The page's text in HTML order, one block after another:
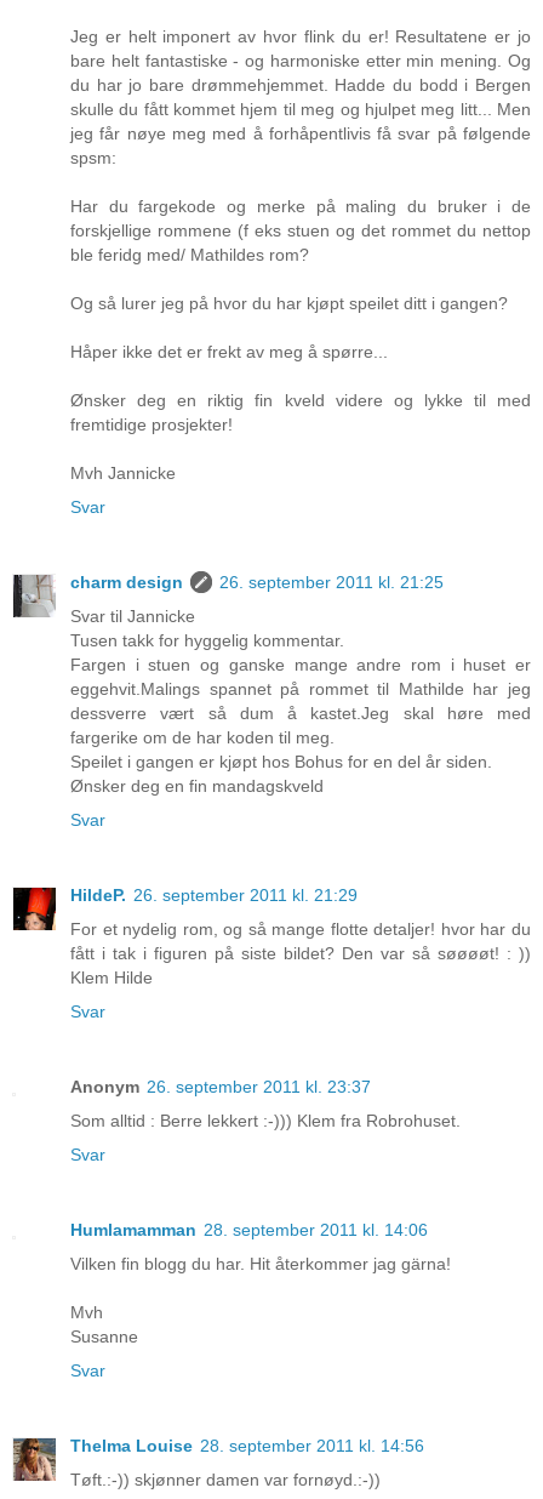
Jeg er helt imponert av hvor flink du er! Resultatene er jo
bare helt fantastiske - og harmoniske etter min mening. Og
du har jo bare drømmehjemmet. Hadde du bodd i Bergen
skulle du fått kommet hjem til meg og hjulpet meg litt... Men
jeg får nøye meg med å forhåpentlivis få svar på følgende
spsm:
Har du fargekode og merke på maling du bruker i de
forskjellige rommene (f eks stuen og det rommet du nettop
ble feridg med/ Mathildes rom?
Og så lurer jeg på hvor du har kjøpt speilet ditt i gangen?
Håper ikke det er frekt av meg å spørre...
Ønsker deg en riktig fin kveld videre og lykke til med
fremtidige prosjekter!
Mvh Jannicke
Svar
charm design
26. september 2011 kl. 21:25
Svar til Jannicke
Tusen takk for hyggelig kommentar.
Fargen i stuen og ganske mange andre rom i huset er
eggehvit.Malings spannet på rommet til Mathilde har jeg
dessverre vært så dum å kastet.Jeg skal høre med
fargerike om de har koden til meg.
Speilet i gangen er kjøpt hos Bohus for en del år siden.
Ønsker deg en fin mandagskveld
Svar
HildeP. 26. september 2011 kl. 21:29
For et nydelig rom, og så mange flotte detaljer! hvor har du
fått i tak i figuren på siste bildet? Den var så søøøøt! : ))
Klem Hilde
Svar
Anonym 26. september 2011 kl. 23:37
Som alltid : Berre lekkert :-))) Klem fra Robrohuset.
Svar
Humlamamman 28. september 2011 kl. 14:06
Vilken fin blogg du har. Hit återkommer jag gärna!
Mvh
Susanne
Svar
Thelma Louise 28. september 2011 kl. 14:56
Tøft.:-)) skjønner damen var fornøyd.:-))